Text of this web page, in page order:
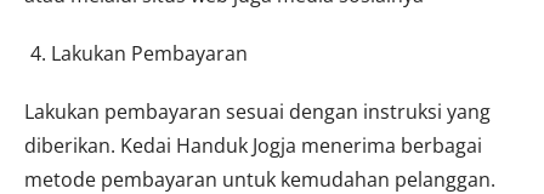
Lakukan Pembayaran
Lakukan pembayaran sesuai dengan instruksi yang
diberikan. Kedai Handuk Jogja menerima berbagai
metode pembayaran untuk kemudahan pelanggan.